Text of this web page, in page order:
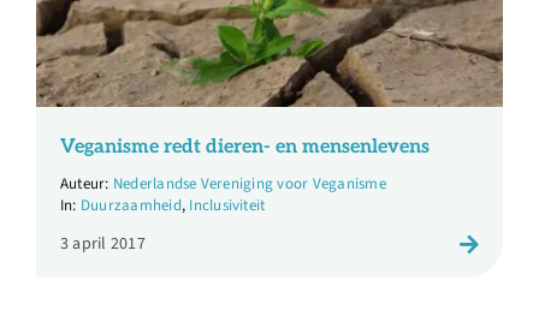
Veganisme redt dieren- en mensenlevens
Nederlandse Vereniging voor Veganisme
Duurzaamheid, Inclusiviteit
3 april 2017